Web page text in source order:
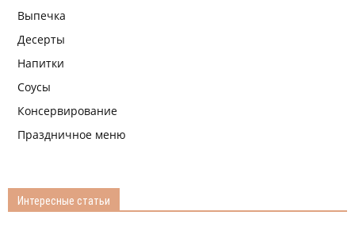
Выпечка
Десерты
Напитки
Соусы
Консервирование
Праздничное меню
Интересные статьи